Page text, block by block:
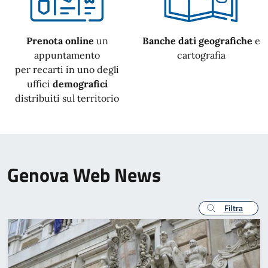
Prenota online un
appuntamento
per recarti in uno degli
uffici demografici
distribuiti sul territorio
Banche dati geografiche e
cartografia
Genova Web News
Filtra